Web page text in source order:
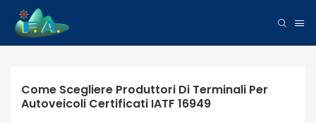
Come Scegliere Produttori Di Terminali Per
Autoveicoli Certificati IATF 16949